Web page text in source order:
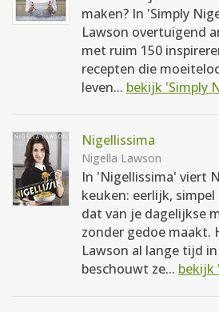
maken? In 'Simply
Lawson overtuigend
met ruim 150
recepten die
leven... bekijk 'Simply
Nigellissima
Nigella Lawson
In 'Nigellissima' viert
keuken: eerlijk,
dat van je dagelijkse
zonder gedoe maakt.
Lawson al lange tijd
beschouwt ze... bekijk